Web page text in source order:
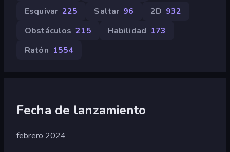
Esquivar 225 Saltar 96 2D 932
Obstáculos 215 Habilidad 173
Ratón 1554
Fecha de lanzamiento
febrero 2024